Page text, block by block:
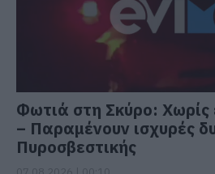
Φωτιά στη Σκύρο:
– Παραμένουν ισχυρές
Πυροσβεστικής